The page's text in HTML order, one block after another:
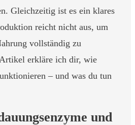
Gleichzeitig ist es ein klares
reicht nicht aus, um
vollständig zu
erkläre ich dir, wie
– und was du tun
und